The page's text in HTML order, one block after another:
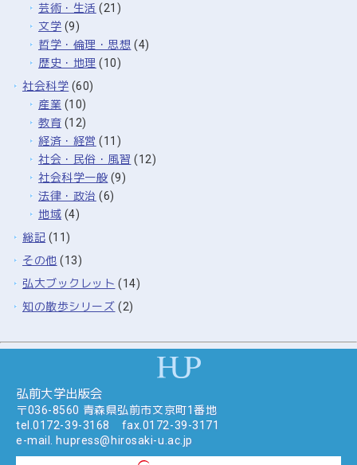
芸術・生活 (21)
文学 (9)
哲学・倫理・思想 (4)
歴史・地理 (10)
社会科学 (60)
産業 (10)
教育 (12)
経済・経営 (11)
社会・民俗・風習 (12)
社会科学一般 (9)
法律・政治 (6)
地域 (4)
総記 (11)
その他 (13)
弘大ブックレット (14)
知の散歩シリーズ (2)
弘前大学出版会
〒036-8560 青森県弘前市文京町1番地
tel.0172-39-3168
fax.0172-39-3171
e-mail. hupress@hirosaki-u.ac.jp